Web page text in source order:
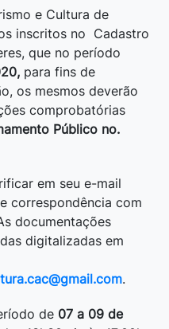
e Cultura de
inscritos no Cadastro
que no período
para fins de
os mesmos deverão
comprobatórias
Público no.
em seu e-mail
correspondência com
documentações
digitalizadas em
.
de 07 a 09 de